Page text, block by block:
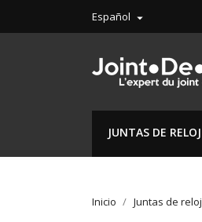
Español 
JUNTAS DE RELOJ
Inicio Juntas de reloj